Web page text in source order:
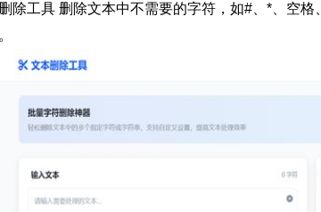
除工具 删除文本中不需要的字符，如#、*、空